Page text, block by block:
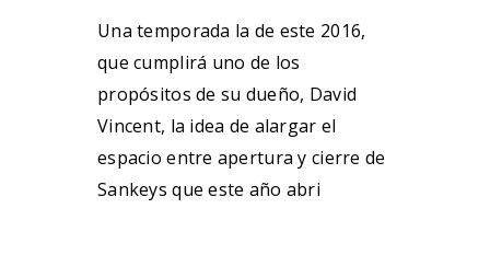
Una temporada la de este 2016,
que cumplirá uno de los
propósitos de su dueño, David
Vincent, la idea de alargar el
espacio entre apertura y cierre de
Sankeys que este año abri